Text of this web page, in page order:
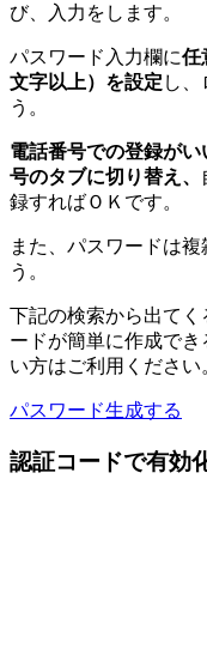
び、入力をします。
パスワード入力欄に任
文字以上）を設定 し
う。
電話番号での登録が
号のタブに切り替え、
録すればＯＫです。
また、パスワードは
う。
下記の検索から出て
ードが簡単に作成で
い方はご利用ください
パスワード生成する
認証コードで有効